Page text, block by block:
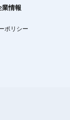
業情報
ポリシー